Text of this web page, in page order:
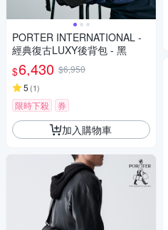
PORTER INTERNATIONAL -
經典復古LUXY後背包 - 黑
$6,430 $6,950
5 (1)
限時下殺 券
加入購物車